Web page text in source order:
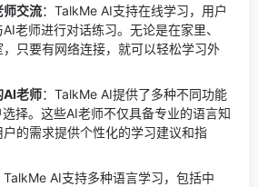
师交流：TalkMe AI支持在线学习，用户
老师进行对话练习。无论是在家里、
只要有网络连接，就可以轻松学习外
AI老师：TalkMe AI提供了多种不同功能
择。这些AI老师不仅具备专业的语言知
的需求提供个性化的学习建议和指
TalkMe AI支持多种语言学习，包括中